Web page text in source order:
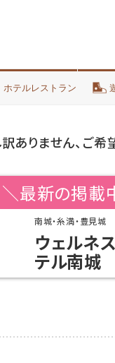
ホテルレストラン
ありません、ご希
＼最新の掲載
南城・糸満・豊見城
ウェルネ
テル南城